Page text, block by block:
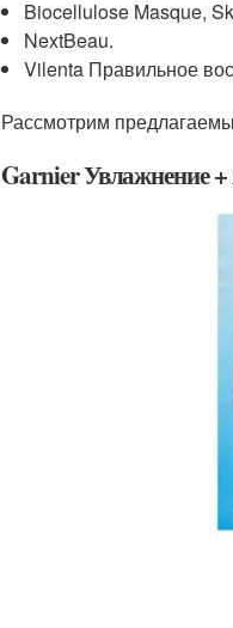
Biocellulose Masque,
NextBeau.
Vilenta Правильное
Рассмотрим
Garnier Увлажнение